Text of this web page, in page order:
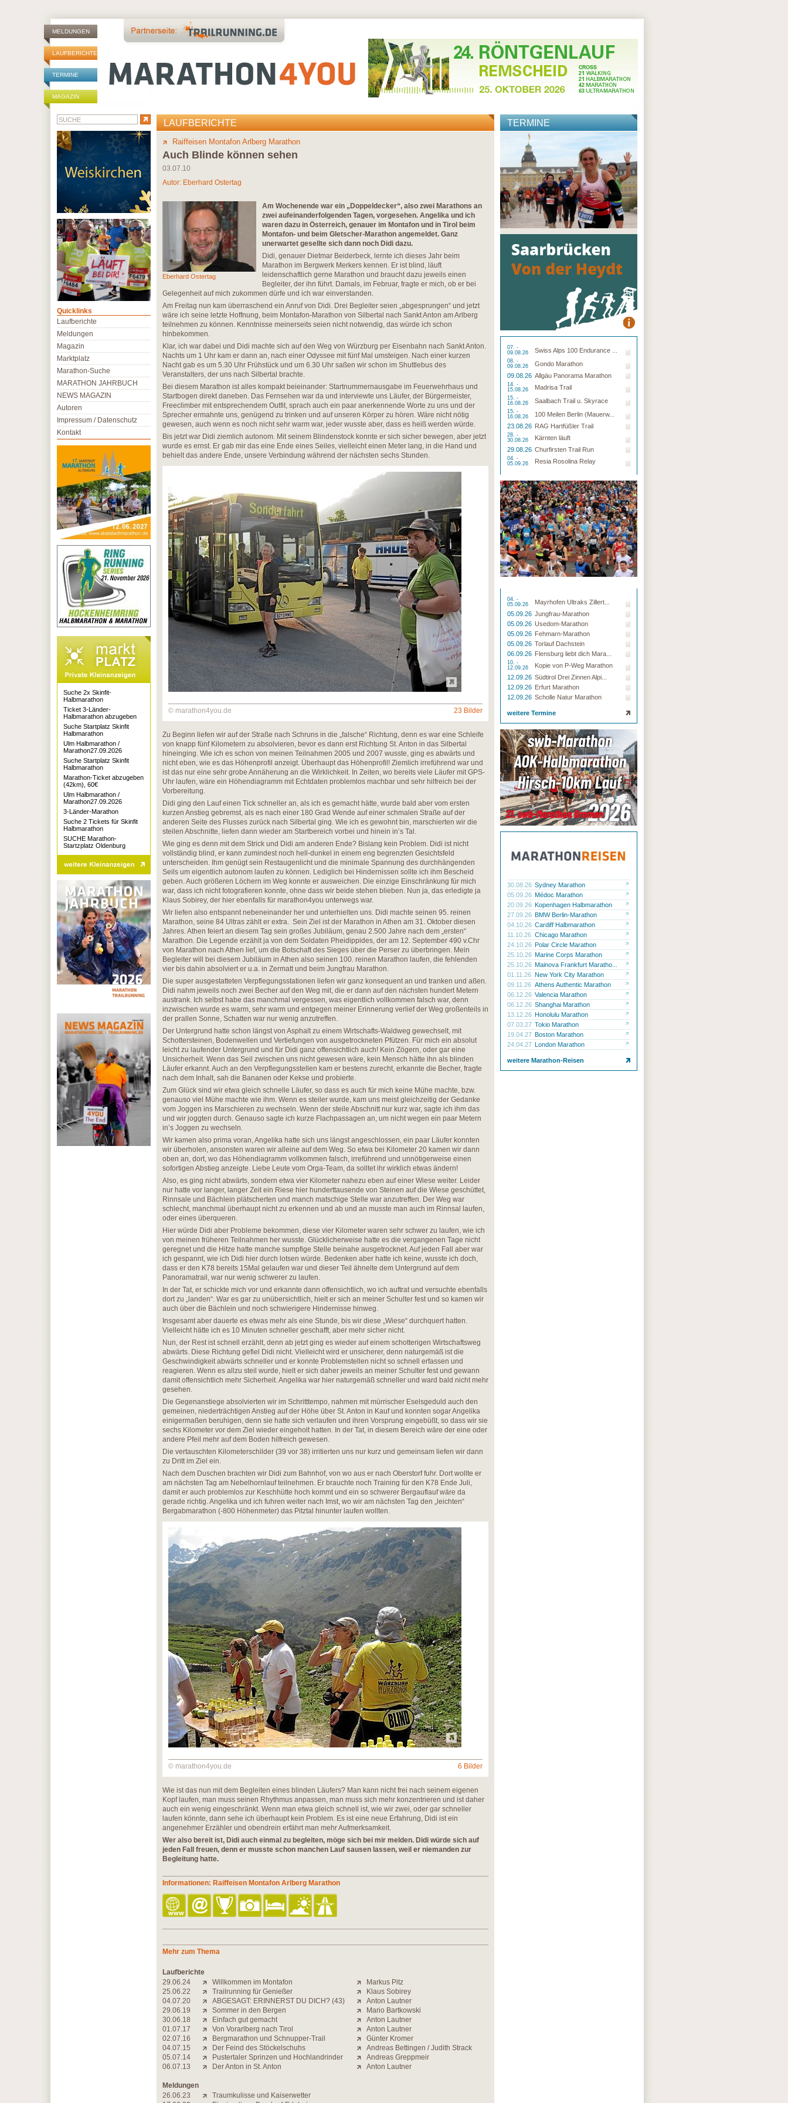
MELDUNGEN
LAUFBERICHTE
TERMINE
MAGAZIN
LAUFBERICHTE
Raiffeisen Montafon Arlberg Marathon
Auch Blinde können sehen
03.07.10
Autor: Eberhard Ostertag
Eberhard Ostertag
Am Wochenende war ein „Doppeldecker“, also zwei Marathons an
zwei aufeinanderfolgenden Tagen, vorgesehen. Angelika und ich
waren dazu in Österreich, genauer im Montafon und in Tirol beim
Montafon- und beim Gletscher-Marathon angemeldet. Ganz
unerwartet gesellte sich dann noch Didi dazu.
Didi, genauer Dietmar Beiderbeck, lernte ich dieses Jahr beim
Marathon im Bergwerk Merkers kennen. Er ist blind, läuft
leidenschaftlich gerne Marathon und braucht dazu jeweils einen
Begleiter, der ihn führt. Damals, im Februar, fragte er mich, ob er bei
Gelegenheit auf mich zukommen dürfe und ich war einverstanden.
Am Freitag nun kam überraschend ein Anruf von Didi. Drei Begleiter seien „abgesprungen“ und jetzt
wäre ich seine letzte Hoffnung, beim Montafon-Marathon von Silbertal nach Sankt Anton am Arlberg
teilnehmen zu können. Kenntnisse meinerseits seien nicht notwendig, das würde ich schon
hinbekommen.
Klar, ich war dabei und Didi machte sich auf den Weg von Würzburg per Eisenbahn nach Sankt Anton.
Nachts um 1 Uhr kam er dann an, nach einer Odyssee mit fünf Mal umsteigen. Nach einer kurzen
Nacht gab es um 5.30 Uhr Frühstück und um 6.30 Uhr saßen wir schon im Shuttlebus des
Veranstalters, der uns nach Silbertal brachte.
Bei diesem Marathon ist alles kompakt beieinander: Startnummernausgabe im Feuerwehrhaus und
Startbogen direkt daneben. Das Fernsehen war da und interviewte uns Läufer, der Bürgermeister,
Freeclimber mit entsprechendem Outfit, sprach auch ein paar anerkennende Worte zu uns und der
Sprecher ermahnte uns, genügend zu trinken und auf unseren Körper zu hören. Wäre nicht nötig
gewesen, auch wenn es noch nicht sehr warm war, jeder wusste aber, dass es heiß werden würde.
Bis jetzt war Didi ziemlich autonom. Mit seinem Blindenstock konnte er sich sicher bewegen, aber jetzt
wurde es ernst. Er gab mir das eine Ende eines Seiles, vielleicht einen Meter lang, in die Hand und
behielt das andere Ende, unsere Verbindung während der nächsten sechs Stunden.
© marathon4you.de 23 Bilder
Zu Beginn liefen wir auf der Straße nach Schruns in die „falsche“ Richtung, denn es war eine Schleife
von knapp fünf Kilometern zu absolvieren, bevor es dann erst Richtung St. Anton in das Silbertal
hineinging. Wie ich es schon von meinen Teilnahmen 2005 und 2007 wusste, ging es abwärts und
nicht eben, wie es das Höhenprofil anzeigt. Überhaupt das Höhenprofil! Ziemlich irreführend war und
ist das nur eine sehr grobe Annäherung an die Wirklichkeit. In Zeiten, wo bereits viele Läufer mit GPS-
Uhr laufen, wäre ein Höhendiagramm mit Echtdaten problemlos machbar und sehr hilfreich bei der
Vorbereitung.
Didi ging den Lauf einen Tick schneller an, als ich es gemacht hätte, wurde bald aber vom ersten
kurzen Anstieg gebremst, als es nach einer 180 Grad Wende auf einer schmalen Straße auf der
anderen Seite des Flusses zurück nach Silbertal ging. Wie ich es gewohnt bin, marschierten wir die
steilen Abschnitte, liefen dann wieder am Startbereich vorbei und hinein in’s Tal.
Wie ging es denn mit dem Strick und Didi am anderen Ende? Bislang kein Problem. Didi ist nicht
vollständig blind, er kann zumindest noch hell-dunkel in einem eng begrenzten Gesichtsfeld
unterscheiden. Ihm genügt sein Restaugenlicht und die minimale Spannung des durchhängenden
Seils um eigentlich autonom laufen zu können. Lediglich bei Hindernissen sollte ich ihm Bescheid
geben. Auch größeren Löchern im Weg konnte er ausweichen. Die einzige Einschränkung für mich
war, dass ich nicht fotografieren konnte, ohne dass wir beide stehen blieben. Nun ja, das erledigte ja
Klaus Sobirey, der hier ebenfalls für marathon4you unterwegs war.
Wir liefen also entspannt nebeneinander her und unterhielten uns. Didi machte seinen 95. reinen
Marathon, seine 84 Ultras zählt er extra. Sein Ziel ist der Marathon in Athen am 31. Oktober diesen
Jahres. Athen feiert an diesem Tag sein großes Jubiläum, genau 2.500 Jahre nach dem „ersten“
Marathon. Die Legende erzählt ja von dem Soldaten Pheidippides, der am 12. September 490 v.Chr
von Marathon nach Athen lief, um die Botschaft des Sieges über die Perser zu überbringen. Mein
Begleiter will bei diesem Jubiläum in Athen also seinen 100. reinen Marathon laufen, die fehlenden
vier bis dahin absolviert er u.a. in Zermatt und beim Jungfrau Marathon.
Die super ausgestatteten Verpflegungsstationen liefen wir ganz konsequent an und tranken und aßen.
Didi nahm jeweils noch zwei Becher auf den Weg mit, die er dann auf den nächsten hundert Metern
austrank. Ich selbst habe das manchmal vergessen, was eigentlich vollkommen falsch war, denn
inzwischen wurde es warm, sehr warm und entgegen meiner Erinnerung verlief der Weg großenteils in
der prallen Sonne, Schatten war nur wenig anzutreffen.
Der Untergrund hatte schon längst von Asphalt zu einem Wirtschafts-Waldweg gewechselt, mit
Schottersteinen, Bodenwellen und Vertiefungen von ausgetrockneten Pfützen. Für mich ein absolut
leicht zu laufender Untergrund und für Didi ganz offensichtlich auch! Kein Zögern, oder gar eine
Unsicherheit. Wenn das Seil zwischen uns nicht gewesen wäre, kein Mensch hätte ihn als blinden
Läufer erkannt. Auch an den Verpflegungsstellen kam er bestens zurecht, erkannte die Becher, fragte
nach dem Inhalt, sah die Bananen oder Kekse und probierte.
Zum Glück sind wir etwa gleich schnelle Läufer, so dass es auch für mich keine Mühe machte, bzw.
genauso viel Mühe machte wie ihm. Wenn es steiler wurde, kam uns meist gleichzeitig der Gedanke
vom Joggen ins Marschieren zu wechseln. Wenn der steile Abschnitt nur kurz war, sagte ich ihm das
und wir joggten durch. Genauso sagte ich kurze Flachpassagen an, um nicht wegen ein paar Metern
in’s Joggen zu wechseln.
Wir kamen also prima voran, Angelika hatte sich uns längst angeschlossen, ein paar Läufer konnten
wir überholen, ansonsten waren wir alleine auf dem Weg. So etwa bei Kilometer 20 kamen wir dann
oben an, dort, wo das Höhendiagramm vollkommen falsch, irreführend und unnötigerweise einen
sofortigen Abstieg anzeigte. Liebe Leute vom Orga-Team, da solltet ihr wirklich etwas ändern!
Also, es ging nicht abwärts, sondern etwa vier Kilometer nahezu eben auf einer Wiese weiter. Leider
nur hatte vor langer, langer Zeit ein Riese hier hunderttausende von Steinen auf die Wiese geschüttet,
Rinnsale und Bächlein plätscherten und manch matschige Stelle war anzutreffen. Der Weg war
schlecht, manchmal überhaupt nicht zu erkennen und ab und an musste man auch im Rinnsal laufen,
oder eines überqueren.
Hier würde Didi aber Probleme bekommen, diese vier Kilometer waren sehr schwer zu laufen, wie ich
von meinen früheren Teilnahmen her wusste. Glücklicherweise hatte es die vergangenen Tage nicht
geregnet und die Hitze hatte manche sumpfige Stelle beinahe ausgetrocknet. Auf jeden Fall aber war
ich gespannt, wie ich Didi hier durch lotsen würde. Bedenken aber hatte ich keine, wusste ich doch,
dass er den K78 bereits 15Mal gelaufen war und dieser Teil ähnelte dem Untergrund auf dem
Panoramatrail, war nur wenig schwerer zu laufen.
In der Tat, er schickte mich vor und erkannte dann offensichtlich, wo ich auftrat und versuchte ebenfalls
dort zu „landen“. War es gar zu unübersichtlich, hielt er sich an meiner Schulter fest und so kamen wir
auch über die Bächlein und noch schwierigere Hindernisse hinweg.
Insgesamt aber dauerte es etwas mehr als eine Stunde, bis wir diese „Wiese“ durchquert hatten.
Vielleicht hätte ich es 10 Minuten schneller geschafft, aber mehr sicher nicht.
Nun, der Rest ist schnell erzählt, denn ab jetzt ging es wieder auf einem schotterigen Wirtschaftsweg
abwärts. Diese Richtung gefiel Didi nicht. Vielleicht wird er unsicherer, denn naturgemäß ist die
Geschwindigkeit abwärts schneller und er konnte Problemstellen nicht so schnell erfassen und
reagieren. Wenn es allzu steil wurde, hielt er sich daher jeweils an meiner Schulter fest und gewann
damit offensichtlich mehr Sicherheit. Angelika war hier naturgemäß schneller und ward bald nicht mehr
gesehen.
Die Gegenanstiege absolvierten wir im Schritttempo, nahmen mit mürrischer Eselsgeduld auch den
gemeinen, niederträchtigen Anstieg auf der Höhe über St. Anton in Kauf und konnten sogar Angelika
einigermaßen beruhigen, denn sie hatte sich verlaufen und ihren Vorsprung eingebüßt, so dass wir sie
sechs Kilometer vor dem Ziel wieder eingeholt hatten. In der Tat, in diesem Bereich wäre der eine oder
andere Pfeil mehr auf dem Boden hilfreich gewesen.
Die vertauschten Kilometerschilder (39 vor 38) irritierten uns nur kurz und gemeinsam liefen wir dann
zu Dritt im Ziel ein.
Nach dem Duschen brachten wir Didi zum Bahnhof, von wo aus er nach Oberstorf fuhr. Dort wollte er
am nächsten Tag am Nebelhornlauf teilnehmen. Er brauchte noch Training für den K78 Ende Juli,
damit er auch problemlos zur Keschhütte hoch kommt und ein so schwerer Bergauflauf wäre da
gerade richtig. Angelika und ich fuhren weiter nach Imst, wo wir am nächsten Tag den „leichten“
Bergabmarathon (-800 Höhenmeter) das Pitztal hinunter laufen wollten.
© marathon4you.de 6 Bilder
Wie ist das nun mit dem Begleiten eines blinden Läufers? Man kann nicht frei nach seinem eigenen
Kopf laufen, man muss seinen Rhythmus anpassen, man muss sich mehr konzentrieren und ist daher
auch ein wenig eingeschränkt. Wenn man etwa gleich schnell ist, wie wir zwei, oder gar schneller
laufen könnte, dann sehe ich überhaupt kein Problem. Es ist eine neue Erfahrung, Didi ist ein
angenehmer Erzähler und obendrein erfährt man mehr Aufmerksamkeit.
Wer also bereit ist, Didi auch einmal zu begleiten, möge sich bei mir melden. Didi würde sich auf
jeden Fall freuen, denn er musste schon manchen Lauf sausen lassen, weil er niemanden zur
Begleitung hatte.
Informationen: Raiffeisen Montafon Arlberg Marathon
Mehr zum Thema
Laufberichte
29.06.24
Willkommen im Montafon
Markus Pitz
25.06.22
Trailrunning für Genießer
Klaus Sobirey
04.07.20
ABGESAGT: ERINNERST DU DICH? (43)
Anton Lautner
29.06.19
Sommer in den Bergen
Mario Bartkowski
30.06.18
Einfach gut gemacht
Anton Lautner
01.07.17
Von Vorarlberg nach Tirol
Anton Lautner
02.07.16
Bergmarathon und Schnupper-Trail
Günter Kromer
04.07.15
Der Feind des Stöckelschuhs
Andreas Bettingen / Judith Strack
05.07.14
Pustertaler Sprinzen und Hochlandrinder
Andreas Greppmeir
06.07.13
Der Anton in St. Anton Anton Lautner
Meldungen
26.06.23
Traumkulisse und Kaiserwetter
TERMINE
07. -
09.08.26
Swiss Alps 100 Endurance ...
08. -
09.08.26
Gondo Marathon
09.08.26 Allgäu Panorama Marathon
14. -
15.08.26
Madrisa Trail
15. -
16.08.26
Saalbach Trail u. Skyrace
15. -
16.08.26
100 Meilen Berlin (Mauerw...
23.08.26 RAG Hartfüßler Trail
28. -
30.08.26
Kärnten läuft
29.08.26 Churfirsten Trail Run
04. -
05.09.26
Resia Rosolina Relay
04. -
05.09.26
Mayrhofen Ultraks Zillert...
05.09.26 Jungfrau-Marathon
05.09.26 Usedom-Marathon
05.09.26 Fehmarn-Marathon
05.09.26 Torlauf Dachstein
06.09.26 Flensburg liebt dich Mara...
10. -
12.09.26
Kopie von P-Weg Marathon
12.09.26 Südtirol Drei Zinnen Alpi...
12.09.26 Erfurt Marathon
12.09.26 Scholle Natur Marathon
weitere Termine
30.08.26 Sydney Marathon
05.09.26 Médoc Marathon
20.09.26 Kopenhagen Halbmarathon
27.09.26 BMW Berlin-Marathon
04.10.26 Cardiff Halbmarathon
11.10.26 Chicago Marathon
24.10.26 Polar Circle Marathon
25.10.26 Marine Corps Marathon
25.10.26 Mainova Frankfurt Maratho...
01.11.26 New York City Marathon
09.11.26 Athens Authentic Marathon
06.12.26 Valencia Marathon
06.12.26 Shanghai Marathon
13.12.26 Honolulu Marathon
07.03.27 Tokio Marathon
19.04.27 Boston Marathon
24.04.27 London Marathon
weitere Marathon-Reisen
Quicklinks
Laufberichte
Meldungen
Magazin
Marktplatz
Marathon-Suche
MARATHON JAHRBUCH
NEWS MAGAZIN
Autoren
Impressum / Datenschutz
Kontakt
Suche 2x Skinfit-
Halbmarathon
Ticket 3-Länder-
Halbmarathon abzugeben
Suche Startplatz Skinfit
Halbmarathon
Ulm Halbmarathon /
Marathon27.09.2026
Suche Startplatz Skinfit
Halbmarathon
Marathon-Ticket abzugeben
(42km), 60€
Ulm Halbmarathon /
Marathon27.09.2026
3-Länder-Marathon
Suche 2 Tickets für Skinfit
Halbmarathon
SUCHE Marathon-
Startzplatz Oldenburg